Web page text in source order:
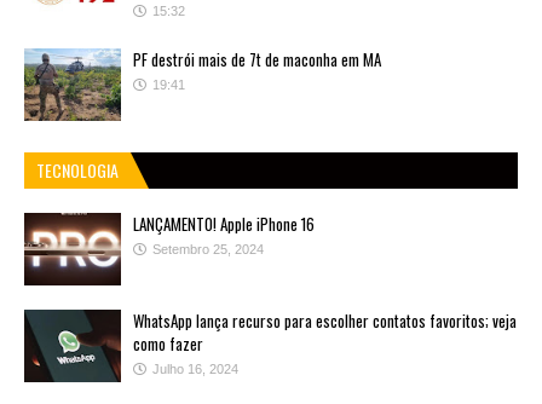
15:32
PF destrói mais de 7t de maconha em MA
19:41
TECNOLOGIA
LANÇAMENTO! Apple iPhone 16
Setembro 25, 2024
WhatsApp lança recurso para escolher contatos favoritos; veja
como fazer
Julho 16, 2024